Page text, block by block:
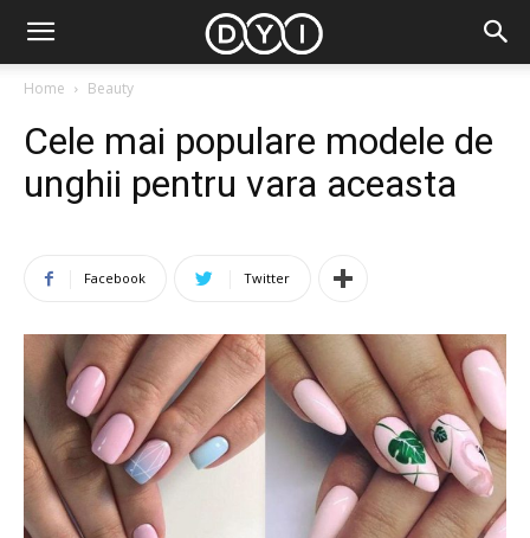
Home Beauty
Cele mai populare modele de
unghii pentru vara aceasta
Facebook Twitter